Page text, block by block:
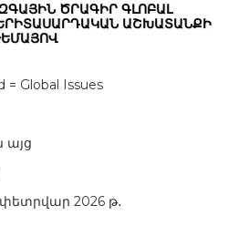
ԾՐԱԳԻՐ ԳԼՈԲԱԼ
ԱՇԽԱՏԱՆՔԻ
= Global Issues
այց
փետրվար 2026 թ․